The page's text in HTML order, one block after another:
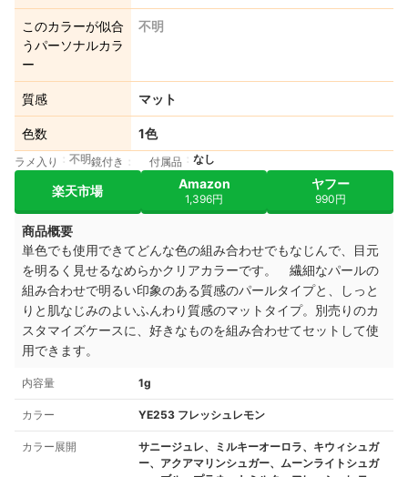
このカラーが似合
うパーソナルカラ
ー
不明
質感 マット
色数 1色
ラメ入り 不明鏡付き 付属品 なし
楽天市場 Amazon
1,396円
ヤフー
990円
商品概要
単色でも使用できてどんな色の組み合わせでもなじんで、目元
を明るく見せるなめらかクリアカラーです。 繊細なパールの
組み合わせで明るい印象のある質感のパールタイプと、しっと
りと肌なじみのよいふんわり質感のマットタイプ。 別売りのカ
スタマイズケースに、好きなものを組み合わせてセットして使
用できます。
内容量 1g
カラー YE253 フレッシュレモン
カラー展開
サニージュレ、ミルキーオーロラ、キウィシュガ
ー、アクアマリンシュガー、ムーンライトシュガ